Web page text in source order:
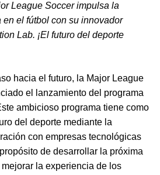
League Soccer impulsa la
el fútbol con su innovador
Lab. ¡El futuro del deporte
hacia el futuro, la Major League
el lanzamiento del programa
ambicioso programa tiene como
del deporte mediante la
con empresas tecnológicas
de desarrollar la próxima
la experiencia de los